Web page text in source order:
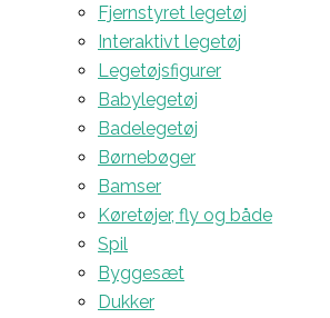
Fjernstyret legetøj
Interaktivt legetøj
Legetøjsfigurer
Babylegetøj
Badelegetøj
Børnebøger
Bamser
Køretøjer, fly og både
Spil
Byggesæt
Dukker